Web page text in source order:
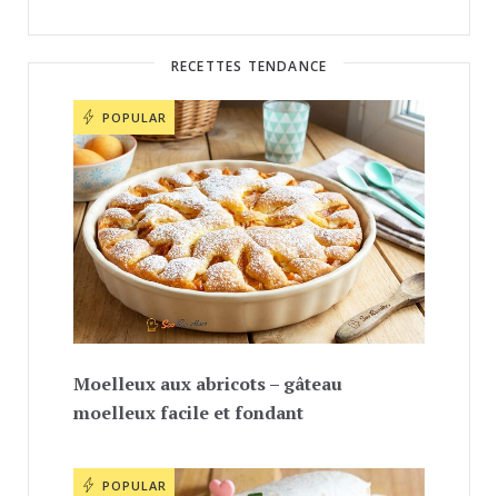
RECETTES TENDANCE
POPULAR
Moelleux aux abricots – gâteau
moelleux facile et fondant
POPULAR